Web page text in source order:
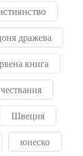
дражева
книга
чествания
Швеция
юнеско